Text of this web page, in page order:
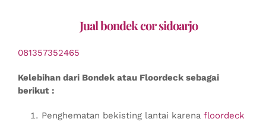
Jual bondek cor sidoarjo
081357352465
Kelebihan dari Bondek atau Floordeck sebagai
berikut :
Penghematan bekisting lantai karena floordeck